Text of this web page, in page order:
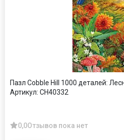
Пазл Cobble Hill 1000 деталей:
Артикул: CH40332
0,0Отзывов пока нет